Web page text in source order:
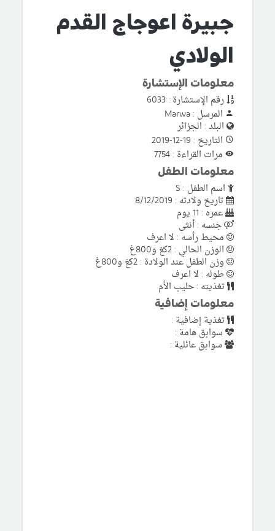
جبيرة اعوجاج القدم
الولادي
معلومات الإستشارة
رقم الإستشارة : 6033
المرسل : Marwa
البلد : الجزائر
التاريخ : 19-12-2019
مرات القراءة : 7754
معلومات الطفل
اسم الطفل : S
تاريخ ولادته : 8/12/2019
عمره : 11 يوم
جنسه : أنثى
محيط رأسه : لا اعرف
الوزن الحالي : 2كغ و800غ
وزن الطفل عند الولادة : 2كغ و800غ
طوله : لا اعرف
تغذيته : حليب الأم
معلومات إضافية
تغذية إضافية :
سوابق هامة :
سوابق عائلية :